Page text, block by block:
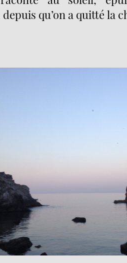
qu’on a quitté la